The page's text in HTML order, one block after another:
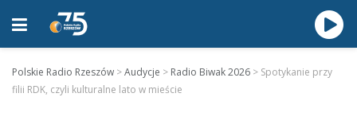
Polskie Radio Rzeszów >Audycje > Radio Biwak 2026 > Spotykanie przy
filii RDK, czyli kulturalne lato w mieście